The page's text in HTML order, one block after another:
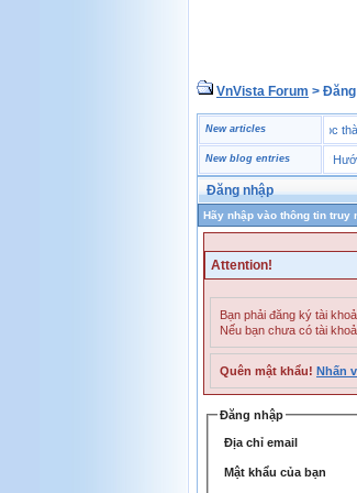
VnVista Forum >
New articles
Một số câu hỏi phỏng vấn “đặc biệt” của Microsoft 4 bài
New blog entries
Tờ khai hải quan là gì?
Đăng nhập
Hãy nhập vào thông tin truy
Attention!
Bạn phải đăng ký tài
Nếu bạn chưa có tài
Quên mật khẩu! Nhấn
Đăng nhập
Địa chỉ email
Mật khẩu của bạn